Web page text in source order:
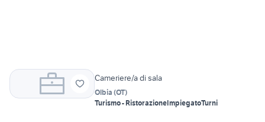
Cameriere/a di sala
Olbia (OT)
Turismo - RistorazioneImpiegatoTurni